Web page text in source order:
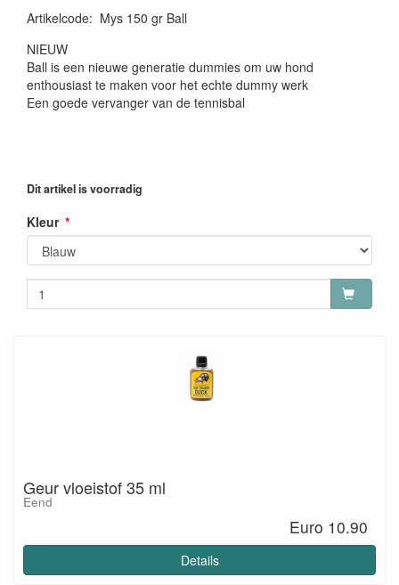
Artikelcode: Mys 150 gr Ball
NIEUW
Ball is een nieuwe generatie dummies om uw hond
enthousiast te maken voor het echte dummy werk
Een goede vervanger van de tennisbal
Dit artikel is voorradig
Kleur
Geur vloeistof 35 ml
Eend
Euro 10.90
Details